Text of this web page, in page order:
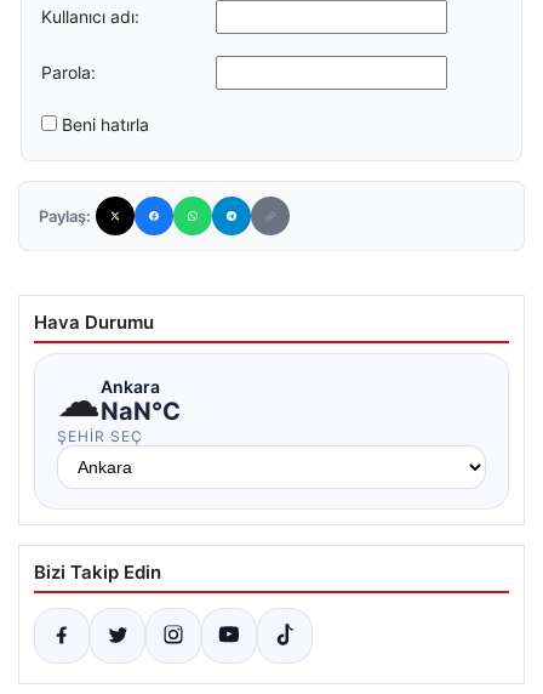
Kullanıcı adı:
Parola:
Beni hatırla
Paylaş:
Hava Durumu
☁Ankara
NaN°C
ŞEHIR SEÇ
Bizi Takip Edin